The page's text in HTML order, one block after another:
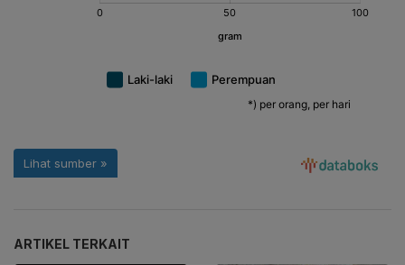
ARTIKEL TERKAIT